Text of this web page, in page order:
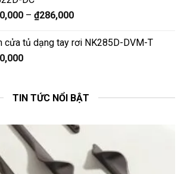
– ₫286,000
cửa tủ dạng tay rơi NK285D-DVM-T
TIN TỨC NỔI BẬT